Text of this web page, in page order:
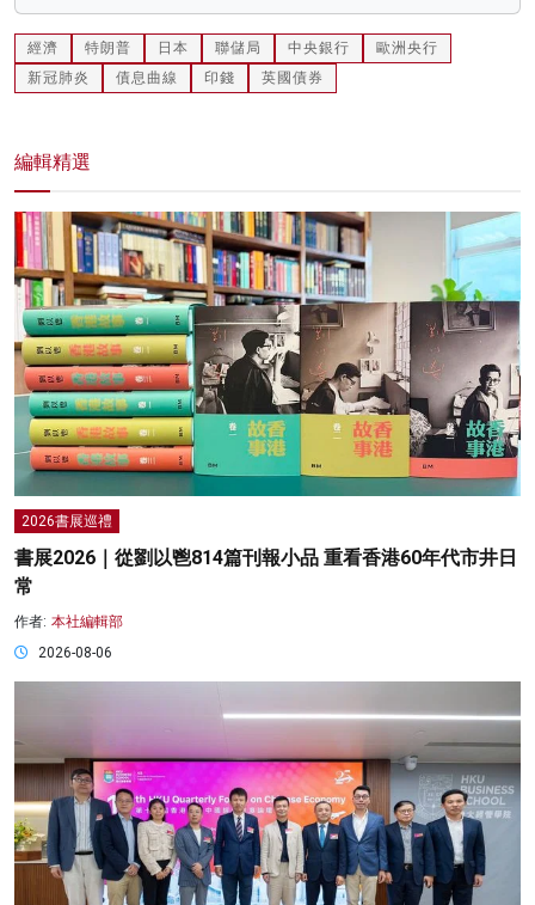
經濟 特朗普 日本 聯儲局 中央銀行
歐洲央行
新冠肺炎
債息曲線 印錢 英國債券
編輯精選
2026書展巡禮
書展2026｜從劉以鬯814篇刊報小品 重看香港60年代市井日
常
作者: 本社編輯部
2026-08-06